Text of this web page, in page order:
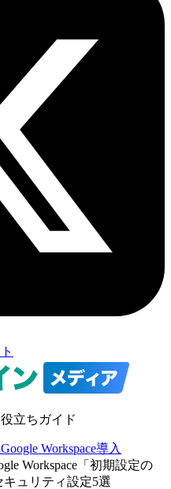
立ちガイド
Google Workspace導入
Workspace「初期設定の
ュリティ設定5選